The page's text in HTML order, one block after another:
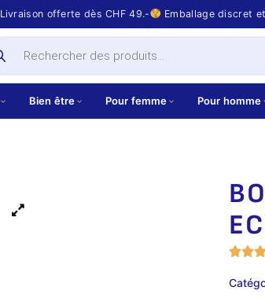
Livraison offerte dès CHF 49.- Emballage discret
Bien être Pour femme Pour homme